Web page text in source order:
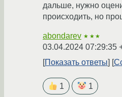
дальше, нужно
происходить, но
abondarev ★★★
03.04.2024 07:29:35
Показать ответы
1 1